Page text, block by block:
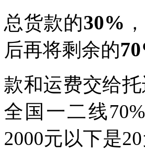
总货款的30%
后再将剩余的
款和运费交给
全国一二线
2000元以下是